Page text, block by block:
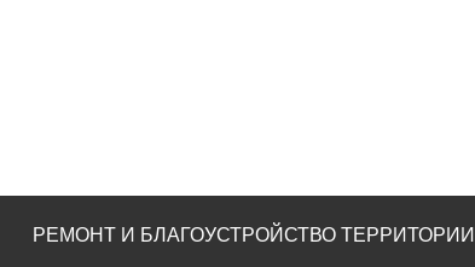
РЕМОНТ И БЛАГОУСТРОЙСТВО ТЕРРИТОРИИ